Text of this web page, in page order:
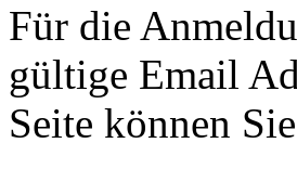
Für die
gültige Email
Seite können